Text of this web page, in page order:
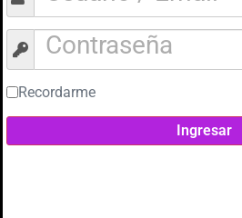
Recordarme
Ingresar